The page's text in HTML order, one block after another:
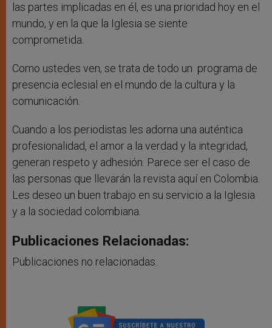
las partes implicadas en él, es una prioridad hoy en el
mundo, y en la que la Iglesia se siente
comprometida.
Como ustedes ven, se trata de todo un programa de
presencia eclesial en el mundo de la cultura y la
comunicación.
Cuando a los periodistas les adorna una auténtica
profesionalidad, el amor a la verdad y la integridad,
generan respeto y adhesión. Parece ser el caso de
las personas que llevarán la revista aquí en Colombia.
Les deseo un buen trabajo en su servicio a la Iglesia
y a la sociedad colombiana.
Publicaciones Relacionadas:
Publicaciones no relacionadas.